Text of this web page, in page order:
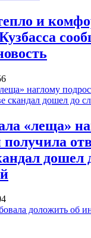
и
«леща»
получила
дошел